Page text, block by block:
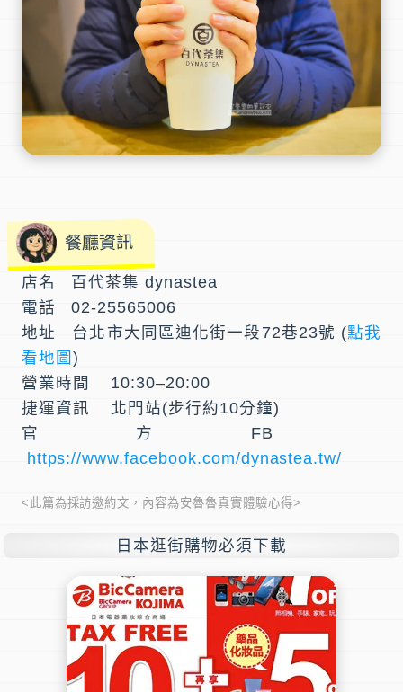
餐廳資訊
店名 百代茶集 dynastea
電話 02-25565006
地址 台北市大同區迪化街一段72巷23號 (點我
看地圖 )
營業時間 10:30–20:00
捷運資訊 北門站(步行約10分鐘)
官方FB
https://www.facebook.com/dynastea.tw/
<此篇為採訪邀約文，內容為安魯魯真實體驗心得>
日本逛街購物必須下載